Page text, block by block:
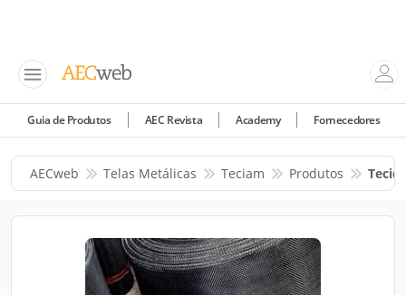
Guia de Produtos AEC Revista Academy Fornecedores
AECweb Telas Metálicas Teciam Produtos